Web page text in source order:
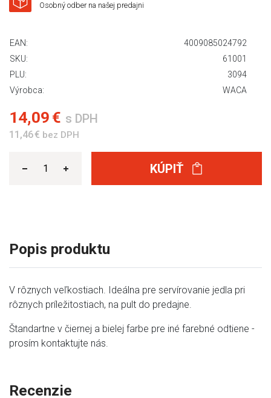
Osobný odber na našej predajni
EAN:
4009085024792
SKU:
61001
PLU:
3094
Výrobca:
WACA
14,09 € s DPH
11,46 € bez DPH
KÚPIŤ
Popis produktu
V rôznych veľkostiach. Ideálna pre servírovanie jedla pri
rôznych príležitostiach, na pult do predajne.
Štandartne v čiernej a bielej farbe pre iné farebné odtiene -
prosím kontaktujte nás.
Recenzie